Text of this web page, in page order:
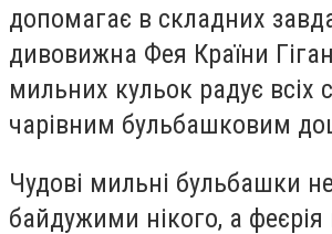
допомагає в складних
дивовижна Фея Країни
мильних кульок радує всіх
чарівним бульбашковим
Чудові мильні бульбашки
байдужими нікого, а феєрія